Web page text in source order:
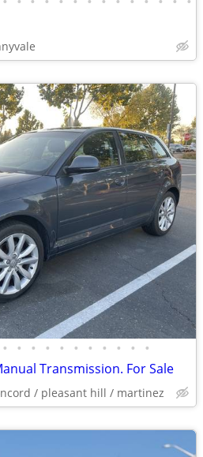
• • • • • • • • • • •
Transmission. For Sale
/ pleasant hill / martinez